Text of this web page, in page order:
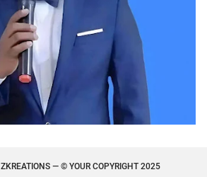
ZKREATIONS— © YOUR COPYRIGHT 2025